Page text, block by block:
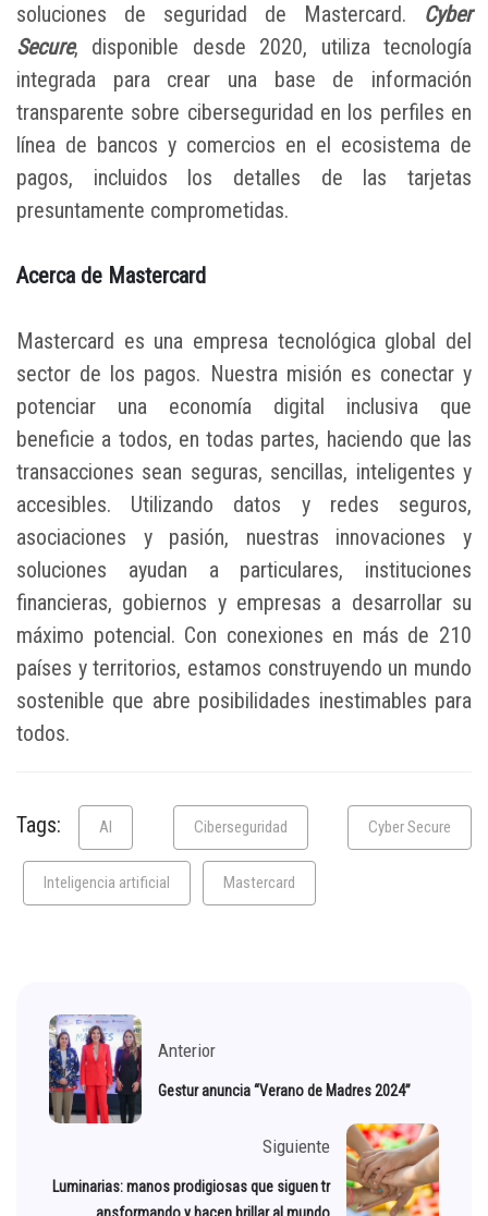
soluciones de seguridad de Mastercard. Cyber
Secure, disponible desde 2020, utiliza tecnología
integrada para crear una base de información
transparente sobre ciberseguridad en los perfiles en
línea de bancos y comercios en el ecosistema de
pagos, incluidos los detalles de las tarjetas
presuntamente comprometidas.
Acerca de Mastercard
Mastercard es una empresa tecnológica global del
sector de los pagos. Nuestra misión es conectar y
potenciar una economía digital inclusiva que
beneficie a todos, en todas partes, haciendo que las
transacciones sean seguras, sencillas, inteligentes y
accesibles. Utilizando datos y redes seguros,
asociaciones y pasión, nuestras innovaciones y
soluciones ayudan a particulares, instituciones
financieras, gobiernos y empresas a desarrollar su
máximo potencial. Con conexiones en más de 210
países y territorios, estamos construyendo un mundo
sostenible que abre posibilidades inestimables para
todos.
Tags: AI Ciberseguridad Cyber Secure
Inteligencia artificial Mastercard
Anterior
Gestur anuncia “Verano de Madres 2024”
Siguiente
Luminarias: manos prodigiosas que siguen tr